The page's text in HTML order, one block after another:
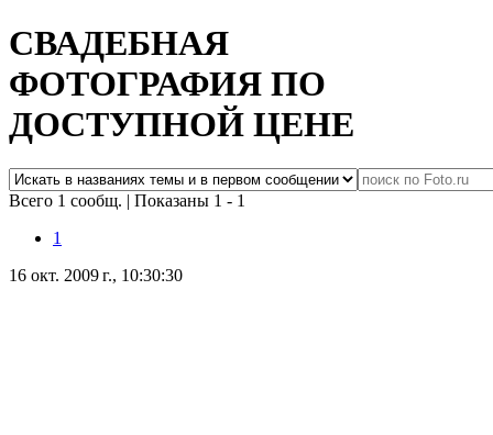
СВАДЕБНАЯ
ФОТОГРАФИЯ ПО
ДОСТУПНОЙ ЦЕНЕ
Всего 1 сообщ. | Показаны 1 - 1
1
16 окт. 2009 г., 10:30:30